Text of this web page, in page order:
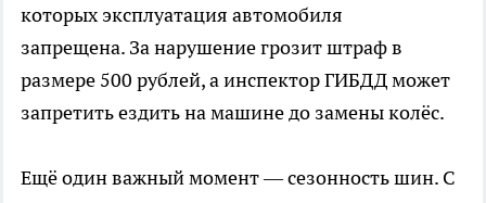
которых эксплуатация автомобиля
запрещена. За нарушение грозит штраф в
размере 500 рублей, а инспектор ГИБДД может
запретить ездить на машине до замены колёс.
Ещё один важный момент — сезонность шин. С